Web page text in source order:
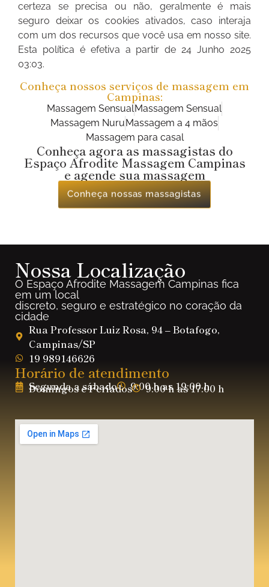
certeza se precisa ou não, geralmente é mais
seguro deixar os cookies ativados, caso interaja
com um dos recursos que você usa em nosso site.
Esta política é efetiva a partir de 24 Junho 2025
03:03.
Conheça nossos serviços de massagem em
Campinas:
Massagem SensualMassagem Sensual
Massagem Nuru Massagem a 4 mãos
Massagem para casal
Conheça agora as massagistas do
Espaço Afrodite Massagem Campinas
e agende sua massagem
Conheça nossas massagistas
Nossa Localização
O Espaço Afrodite Massagem Campinas fica
em um local
discreto, seguro e estratégico no coração da
cidade
Rua Professor Luiz Rosa, 94 – Botafogo,
Campinas/SP
19 989146626
Horário de atendimento
Segunda a sábado 9:00 h as 19:00 h
Domingos e Feriados 9:00 h as 17:00 h